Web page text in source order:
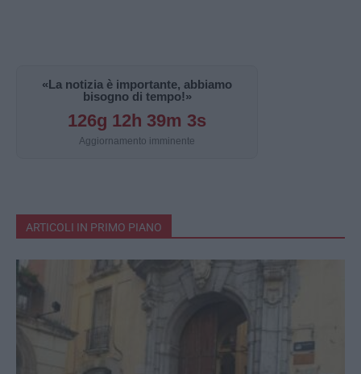
«La notizia è importante, abbiamo
bisogno di tempo!»
126g 12h 39m 2s
Aggiornamento imminente
ARTICOLI IN PRIMO PIANO